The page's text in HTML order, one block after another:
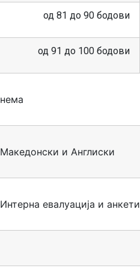
од 81 до 90 бодови
од 91 до 100 бодови
нема
Македонски и Англиски
Интерна евалуација и анкети